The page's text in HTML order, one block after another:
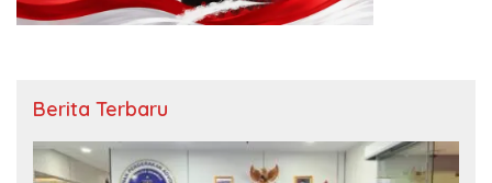
Berita Terbaru